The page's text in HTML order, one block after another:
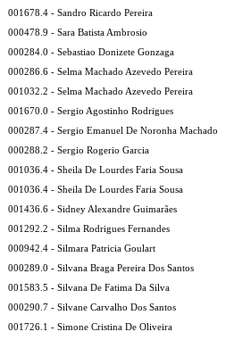
001678.4 - Sandro Ricardo Pereira
000478.9 - Sara Batista Ambrosio
000284.0 - Sebastiao Donizete Gonzaga
000286.6 - Selma Machado Azevedo Pereira
001032.2 - Selma Machado Azevedo Pereira
001670.0 - Sergio Agostinho Rodrigues
000287.4 - Sergio Emanuel De Noronha Machado
000288.2 - Sergio Rogerio Garcia
001036.4 - Sheila De Lourdes Faria Sousa
001036.4 - Sheila De Lourdes Faria Sousa
001436.6 - Sidney Alexandre Guimarães
001292.2 - Silma Rodrigues Fernandes
000942.4 - Silmara Patricia Goulart
000289.0 - Silvana Braga Pereira Dos Santos
001583.5 - Silvana De Fatima Da Silva
000290.7 - Silvane Carvalho Dos Santos
001726.1 - Simone Cristina De Oliveira